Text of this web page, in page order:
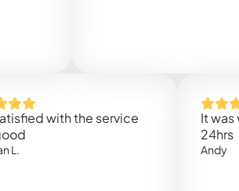
with the service
It was very